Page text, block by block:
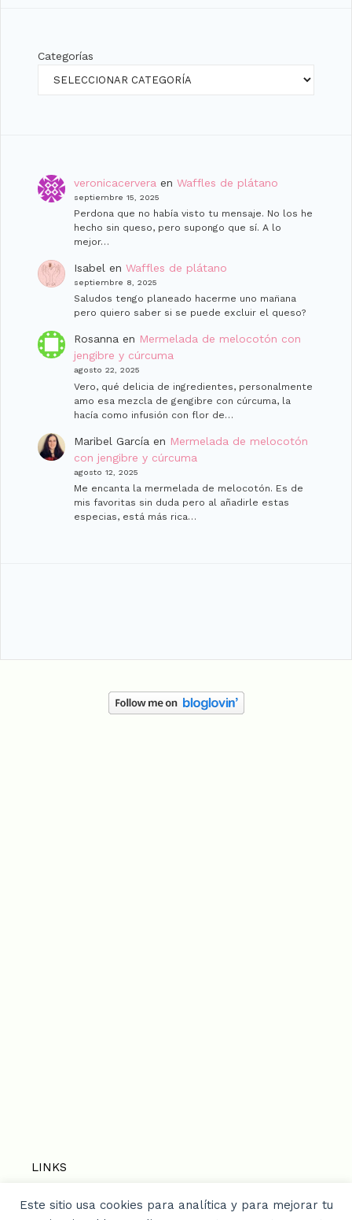
Este sitio usa cookies para analítica y para mejorar tu
Categorías
veronicacervera en Waffles de plátano
septiembre 15, 2025
Perdona que no había visto tu mensaje. No los he
hecho sin queso, pero supongo que sí. A lo
mejor…
Isabel en Waffles de plátano
septiembre 8, 2025
Saludos tengo planeado hacerme uno man̈ana
pero quiero saber si se puede excluir el queso?
Rosannaen Mermelada de melocotón con
jengibre y cúrcuma
agosto 22, 2025
Vero, qué delicia de ingredientes, personalmente
amo esa mezcla de gengibre con cúrcuma, la
hacía como infusión con flor de…
Maribel García en Mermelada de melocotón
con jengibre y cúrcuma
agosto 12, 2025
Me encanta la mermelada de melocotón. Es de
mis favoritas sin duda pero al añadirle estas
especias, está más rica…
LINKS
Home